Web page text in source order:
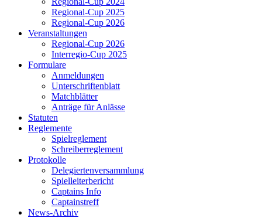
Regional-Cup 2025
Regional-Cup 2026
Veranstaltungen
Regional-Cup 2026
Interregio-Cup 2025
Formulare
Anmeldungen
Unterschriftenblatt
Matchblätter
Anträge für Anlässe
Statuten
Reglemente
Spielreglement
Schreiberreglement
Protokolle
Delegiertenversammlung
Spielleiterbericht
Captains Info
Captainstreff
News-Archiv